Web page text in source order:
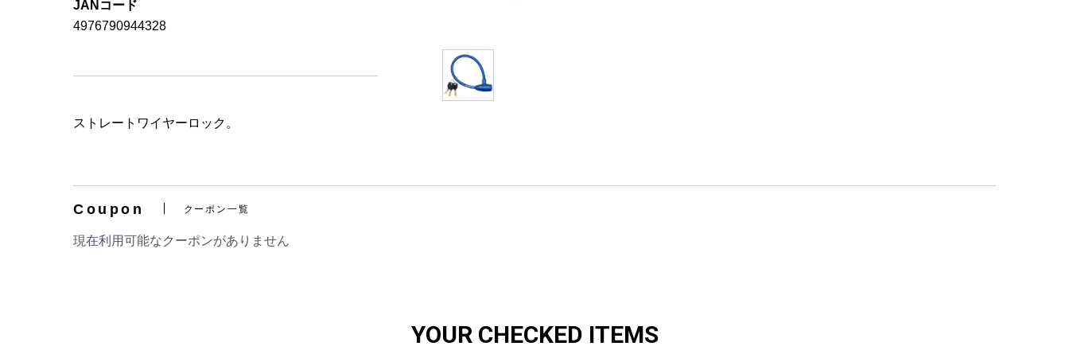
JANコード
4976790944328
ストレートワイヤーロック。
Coupon クーポン一覧
現在利用可能なクーポンがありません
YOUR CHECKED ITEMS